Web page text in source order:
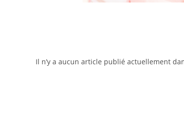
Il n’y a aucun article publié actuellement